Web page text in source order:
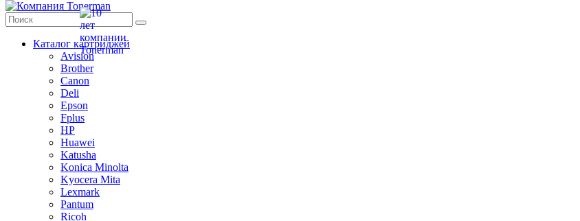
Каталог картриджей
Avision
Brother
Canon
Deli
Epson
Fplus
HP
Huawei
Katusha
Konica Minolta
Kyocera Mita
Lexmark
Pantum
Ricoh